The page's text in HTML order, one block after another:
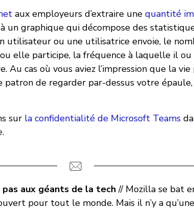
aux employeurs d’extraire une quantité
à un graphique qui décompose des
utilisateur ou une utilisatrice envoie, le
elle participe, la fréquence à laquelle il
Au cas où vous aviez l’impression que la
patron de regarder par-dessus votre
sur la confidentialité de Microsoft Teams
.
aux géants de la tech// Mozilla se bat
pour tout le monde. Mais il n’y a qu’une